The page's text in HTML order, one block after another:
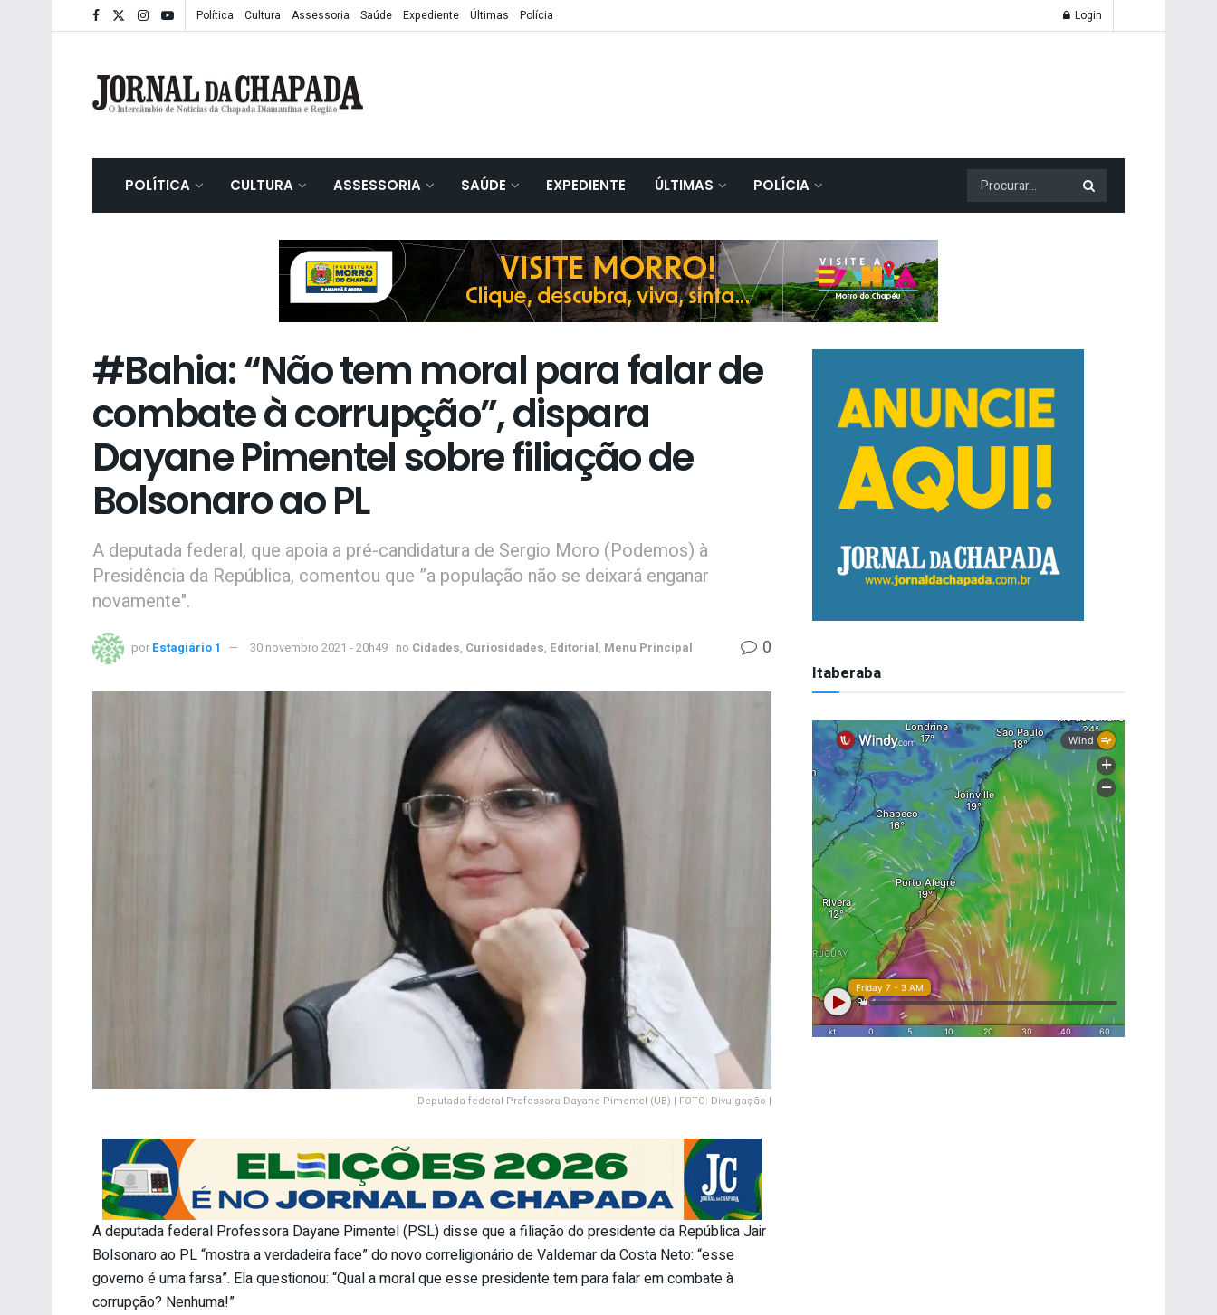
Política Cultura Assessoria Saúde Expediente Últimas Polícia Login
POLÍTICA CULTURA ASSESSORIA SAÚDE EXPEDIENTE ÚLTIMAS POLÍCIA
#Bahia: “Não tem moral para falar de
combate à corrupção”, dispara
Dayane Pimentel sobre filiação de
Bolsonaro ao PL
A deputada federal, que apoia a pré-candidatura de Sergio Moro (Podemos) à
Presidência da República, comentou que ”a população não se deixará enganar
novamente".
por Estagiário 1 30 novembro 2021 - 20h49 no Cidades, Curiosidades, Editorial, Menu Principal 0
Deputada federal Professora Dayane Pimentel (UB) | FOTO: Divulgação |
A deputada federal Professora Dayane Pimentel (PSL) disse que a filiação do presidente da República Jair
Bolsonaro ao PL “mostra a verdadeira face” do novo correligionário de Valdemar da Costa Neto: “esse
governo é uma farsa”. Ela questionou: “Qual a moral que esse presidente tem para falar em combate à
corrupção? Nenhuma!”
Itaberaba